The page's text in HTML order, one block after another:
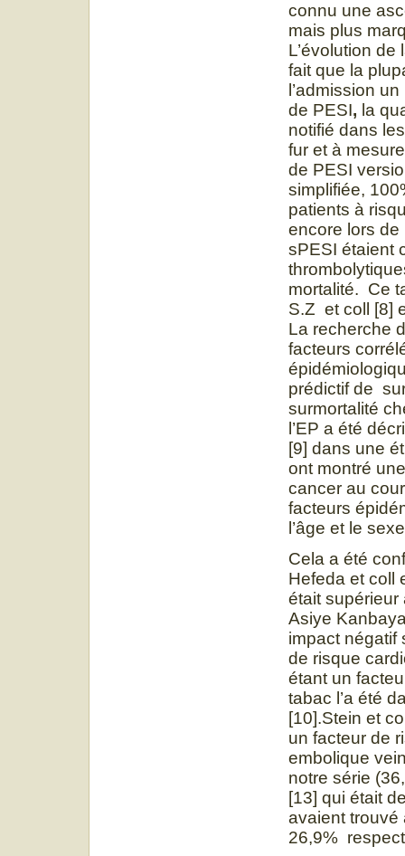
connu une
mais plus
L’évolution
fait que la
l’admission
de PESI, la
notifié dans
fur et à
de PESI
simplifiée,
patients à
encore lors de
sPESI étaient
mortalité. Ce
S.Z et coll [8]
La recherche
facteurs
prédictif de
surmortalité
l’EP a été
[9] dans une
ont montré
cancer au
facteurs
l’âge et le
Cela a été
Hefeda et coll
était supérieur
Asiye
impact négatif
de risque
étant un
tabac l’a été
[10].Stein et
un facteur de
embolique
notre série
[13] qui était
avaient trouvé
26,9%